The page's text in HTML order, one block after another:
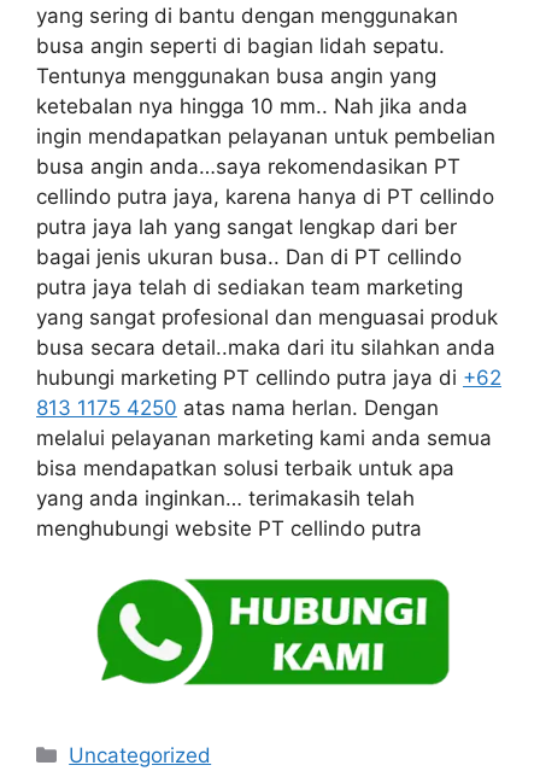
yang sering di bantu dengan menggunakan
busa angin seperti di bagian lidah sepatu.
Tentunya menggunakan busa angin yang
ketebalan nya hingga 10 mm.. Nah jika anda
ingin mendapatkan pelayanan untuk pembelian
busa angin anda…saya rekomendasikan PT
cellindo putra jaya, karena hanya di PT cellindo
putra jaya lah yang sangat lengkap dari ber
bagai jenis ukuran busa.. Dan di PT cellindo
putra jaya telah di sediakan team marketing
yang sangat profesional dan menguasai produk
busa secara detail..maka dari itu silahkan anda
hubungi marketing PT cellindo putra jaya di +62
813 1175 4250 atas nama herlan. Dengan
melalui pelayanan marketing kami anda semua
bisa mendapatkan solusi terbaik untuk apa
yang anda inginkan… terimakasih telah
menghubungi website PT cellindo putra
Kategori
Uncategorized